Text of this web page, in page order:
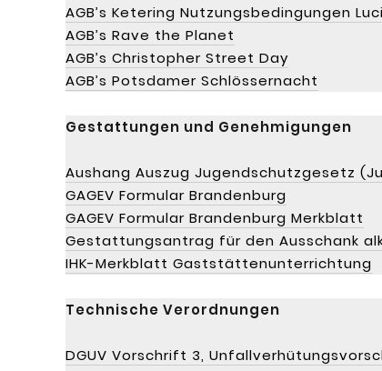
AGB’s Ketering Nutzungsbedingungen
AGB’s Rave the Planet
AGB’s Christopher Street Day
AGB’s Potsdamer Schlössernacht
Gestattungen und Genehmigungen
Aushang Auszug Jugendschutzgesetz
GAGEV Formular Brandenburg
GAGEV Formular Brandenburg Merkblatt
Gestattungsantrag für den Ausschank
IHK-Merkblatt Gaststättenunterrichtung
Technische Verordnungen
DGUV Vorschrift 3,